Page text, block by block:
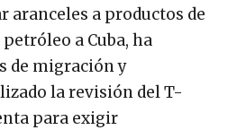
aranceles a productos de
a Cuba, ha
de migración y
la revisión del T-
para exigir